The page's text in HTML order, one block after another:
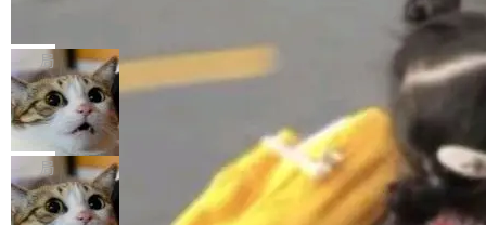
“启蒙老师”。 而今年，恰好是雷霄骅离世十周
年。FFmpeg 社区最终选择用一个大版本的名
字，留下了这份纪念。 雷霄骅曾是中国传媒大学
数字电视技术方向的博士生，长期从事视频、音
频技...
编写程序，目标是完成电商平台作者信息与商品
列表的数据匹配 —— 一项常规的数据处理任
务，最终却产生了 180 万美元的账单，实际支出
超出原定预算 860%。 更令人意外的是，该项目
最终并未成功落地，而高额算力消耗持续运行长
达 5 个月，公司直到财务对账时才察觉异常。这
意味着一个无人看管的 AI 程序，在近半年时间
e CEO Clément Delangue 在 CNBC 的采访里
没有拐弯抹角。他说中国正在赢得 AI 竞赛，而
且按目前的速度，中国 AI 工具预计在今年底或
2027 年就能追上美国前沿实验室的水平。 Dela
ngue 把原因归结为一件事：开放协作。中国的
AI 开发者在一个共享和协作的生态里加速迭代，
而美国模型厂商在"闭门造车"。他的原话是 "buil
局
当 AI agent 把源码变成了最好的扩展系
统，开发者工具必须开源
五年前，David Crawshaw 问过很多软件工程师
一个问题：你写过什么给自己用的程序？答案几
乎都是没有。工程师们整天用别人写的程序写程
序给别人用。偶尔有人自己写个博客系统、智能
局
DeepSeek Harness 宣布内测邀请，全